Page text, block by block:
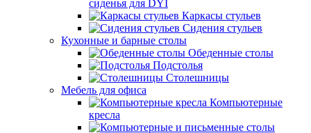
сиденья для DYI
Каркасы стульев
Сидения стульев
Кухонные и барные столы
Обеденные столы
Подстолья
Столешницы
Мебель для офиса
Компьютерные
кресла